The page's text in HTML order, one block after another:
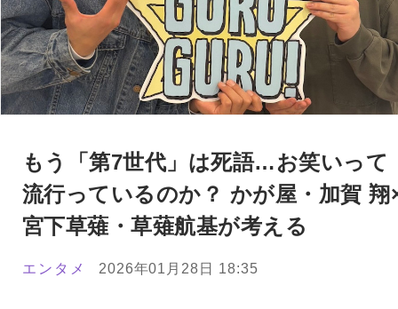
もう「第7世代」は死語…お笑いって
流行っているのか？ かが屋・加賀 翔
宮下草薙・草薙航基が考える
エンタメ 2026年01月28日 18:35